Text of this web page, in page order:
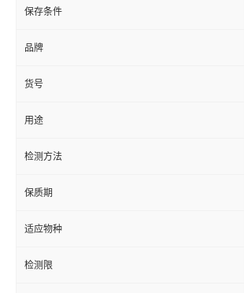
保存条件
品牌
货号
用途
检测方法
保质期
适应物种
检测限